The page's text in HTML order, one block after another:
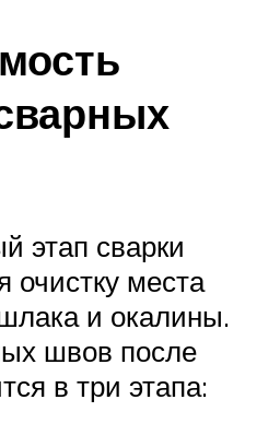
этап сварки
очистку места
и окалины.
швов после
в три этапа: